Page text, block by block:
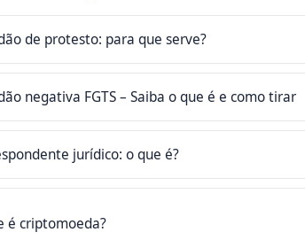
de protesto: para que serve?
negativa FGTS – Saiba o que é e como tirar
jurídico: o que é?
é criptomoeda?